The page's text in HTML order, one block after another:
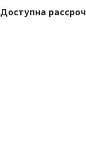
Доступна